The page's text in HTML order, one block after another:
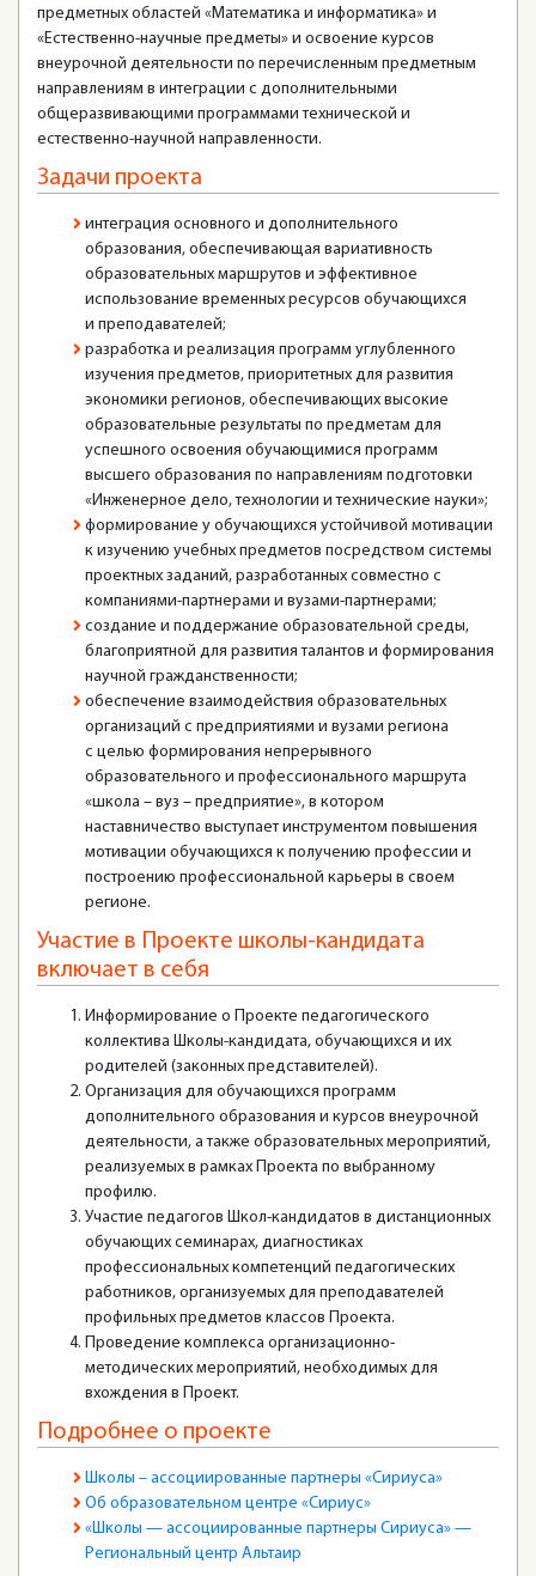
предметных областей «Математика и информатика» и
«Естественно-научные предметы» и освоение курсов
внеурочной деятельности по перечисленным предметным
направлениям в интеграции с дополнительными
общеразвивающими программами технической и
естественно-научной направленности.
Задачи проекта
интеграция основного и дополнительного
образования, обеспечивающая вариативность
образовательных маршрутов и эффективное
использование временных ресурсов обучающихся
и преподавателей;
разработка и реализация программ углубленного
изучения предметов, приоритетных для развития
экономики регионов, обеспечивающих высокие
образовательные результаты по предметам для
успешного освоения обучающимися программ
высшего образования по направлениям подготовки
«Инженерное дело, технологии и технические науки»;
формирование у обучающихся устойчивой мотивации
к изучению учебных предметов посредством системы
проектных заданий, разработанных совместно с
компаниями-партнерами и вузами-партнерами;
создание и поддержание образовательной среды,
благоприятной для развития талантов и формирования
научной гражданственности;
обеспечение взаимодействия образовательных
организаций с предприятиями и вузами региона
с целью формирования непрерывного
образовательного и профессионального маршрута
«школа – вуз – предприятие», в котором
наставничество выступает инструментом повышения
мотивации обучающихся к получению профессии и
построению профессиональной карьеры в своем
регионе.
Участие в Проекте школы-кандидата
включает в себя
Информирование о Проекте педагогического
коллектива Школы-кандидата, обучающихся и их
родителей (законных представителей).
Организация для обучающихся программ
дополнительного образования и курсов внеурочной
деятельности, а также образовательных мероприятий,
реализуемых в рамках Проекта по выбранному
профилю.
Участие педагогов Школ-кандидатов в дистанционных
обучающих семинарах, диагностиках
профессиональных компетенций педагогических
работников, организуемых для преподавателей
профильных предметов классов Проекта.
Проведение комплекса организационно-
методических мероприятий, необходимых для
вхождения в Проект.
Подробнее о проекте
Школы – ассоциированные партнеры «Сириуса»
Об образовательном центре «Сириус»
«Школы — ассоциированные партнеры Сириуса» —
Региональный центр Альтаир